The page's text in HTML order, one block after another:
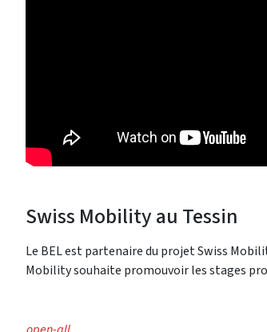
Swiss Mobility au Tessin
Le BEL est partenaire du projet Swiss
Mobility souhaite promouvoir les stages